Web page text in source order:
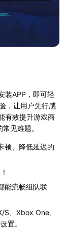
装APP，即可轻
，让用户先行感
有效提升游戏商
见难题。
顿、降低延迟的
能流畅组队联
、Xbox One、
置。